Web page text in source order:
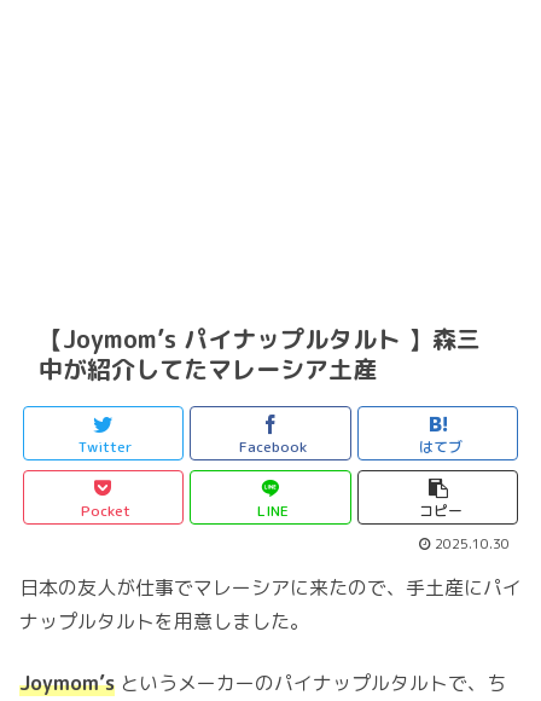
【Joymom’s パイナップルタルト 】森三
中が紹介してたマレーシア土産
Twitter Facebook はてブ
Pocket LINE コピー
2025.10.30
日本の友人が仕事でマレーシアに来たので、手土産にパイ
ナップルタルトを用意しました。
Joymom’s というメーカーのパイナップルタルトで、ち